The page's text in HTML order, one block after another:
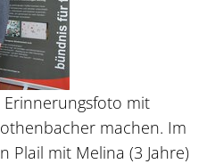
mit
machen. Im
Plail mit Melina (3 Jahre)